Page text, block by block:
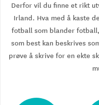
Derfor vil du finne et rikt
Irland. Hva med å kaste
fotball som blander
som best kan beskrives
prøve å skrive for en ekte